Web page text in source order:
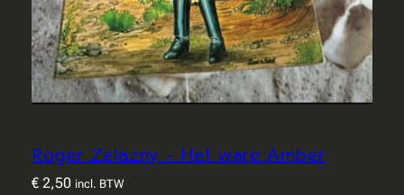
Roger Zelazny – Het ware Amber
€2,50 incl. BTW